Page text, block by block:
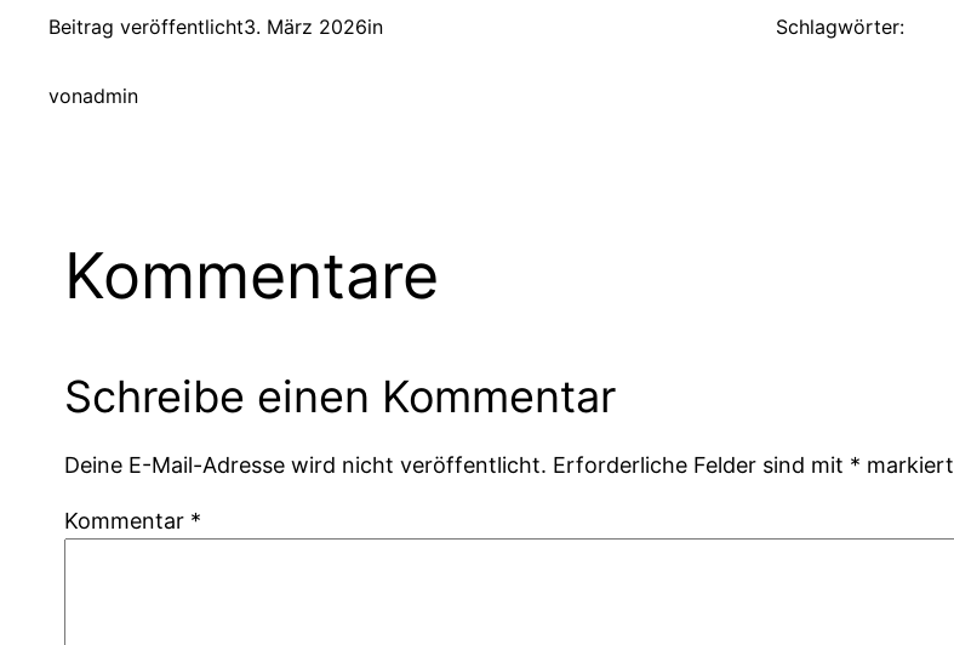
Beitrag veröffentlicht3. März 2026in
vonadmin
Schlagwörter:
Kommentare
Schreibe einen Kommentar
Deine E-Mail-Adresse wird nicht veröffentlicht. Erforderliche Felder sind mit * markiert
Kommentar *